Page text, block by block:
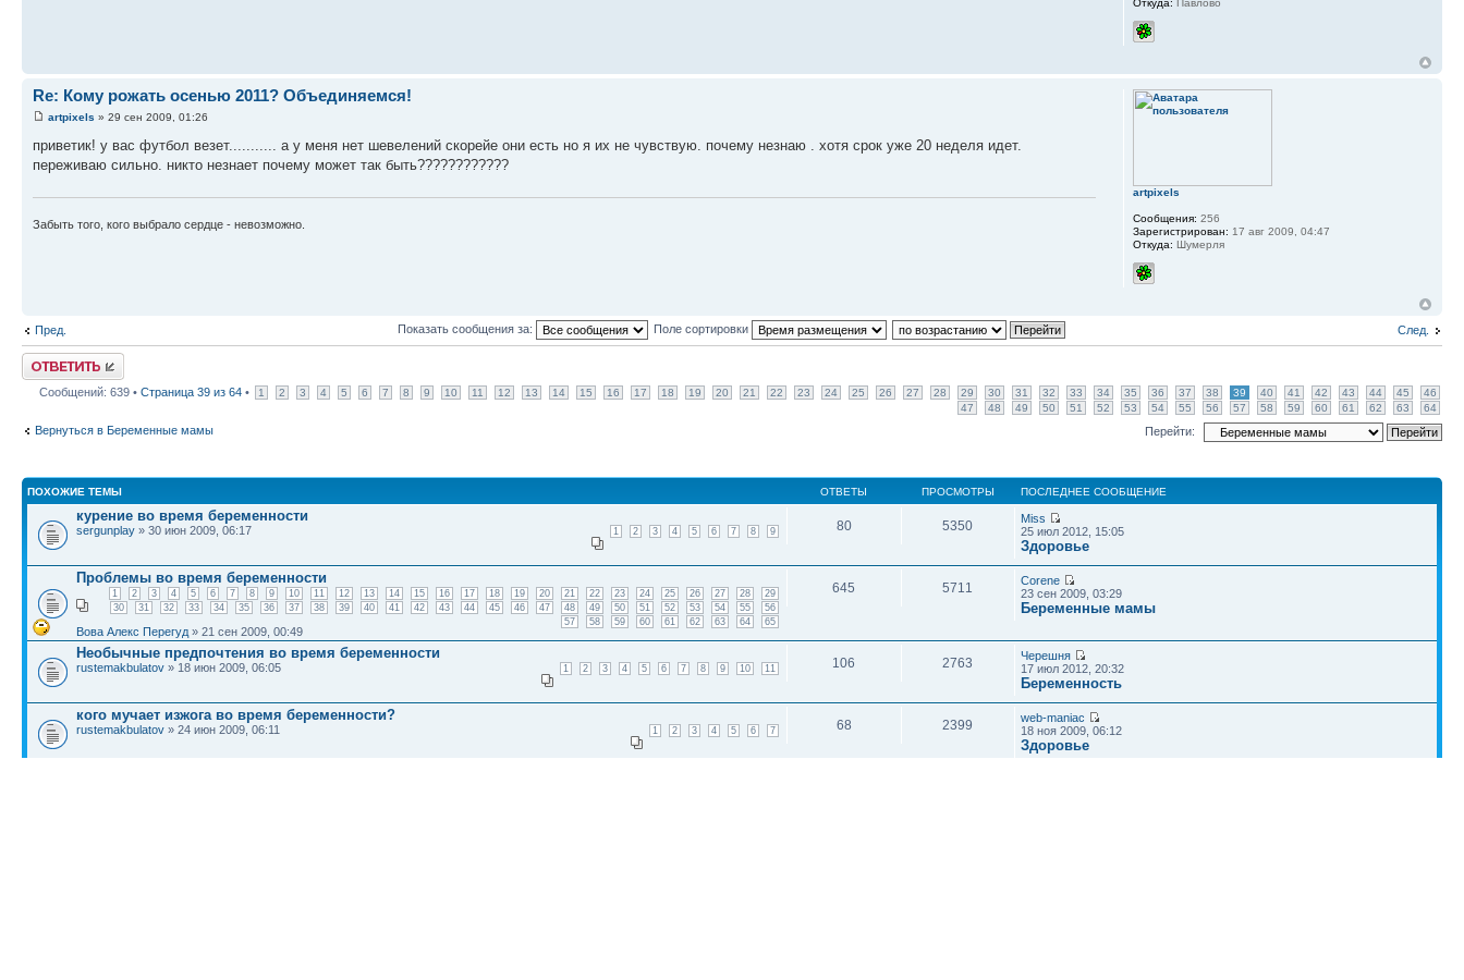
Откуда: Павлово
Re: Кому рожать осенью 2011? Объединяемся!
artpixels » 29 сен 2009, 01:26
приветик! у вас футбол везет........... а у меня нет шевелений скорейе они есть но я их не чувствую. почему незнаю . хотя срок уже 20 неделя идет.
переживаю сильно. никто незнает почему может так быть????????????
Забыть того, кого выбрало сердце - невозможно.
artpixels
Сообщения: 256
Зарегистрирован: 17 авг 2009, 04:47
Откуда: Шумерля
Пред. След.
Показать сообщения за: Поле сортировки
Ответить
Сообщений: 639 • Страница 39 из 64 • 1 2 3 4 5 6 7 8 9 10 11 12 13 14 15 16 17 18 19 20 21 22 23 24 25 26 27 28 29 30 31 32 33 34 35 36 37 38 39 40 41 42 43 44 45
46
47
48 49 50 51 52 53 54 55 56 57 58 59 60 61 62 63 64
Вернуться в Беременные мамы Перейти:
ПОХОЖИЕ ТЕМЫ ОТВЕТЫ ПРОСМОТРЫ ПОСЛЕДНЕЕ СООБЩЕНИЕ
курение во время беременности
1 2 3 4 5 6 7 8 9
sergunplay » 30 июн 2009, 06:17 80 5350
Miss
25 июл 2012, 15:05
Здоровье
Проблемы во время беременности
1 2 3 4 5 6 7 8 9 10 11 12 13 14 15 16 17 18 19 20 21 22 23 24 25 26 27 28
29
30
31 32 33 34 35 36 37 38 39 40 41 42 43 44 45 46 47 48 49 50 51 52 53 54 55
56
57
58 59 60 61 62 63 64 65
Вова Алекс Перегуд » 21 сен 2009, 00:49
645 5711
Corene
23 сен 2009, 03:29
Беременные мамы
Необычные предпочтения во время беременности
1 2 3 4 5 6 7 8 9 10 11
rustemakbulatov » 18 июн 2009, 06:05 106 2763
Черешня
17 июл 2012, 20:32
Беременность
кого мучает изжога во время беременности?
1 2 3 4 5 6 7
rustemakbulatov » 24 июн 2009, 06:11 68 2399
web-maniac
18 ноя 2009, 06:12
Здоровье